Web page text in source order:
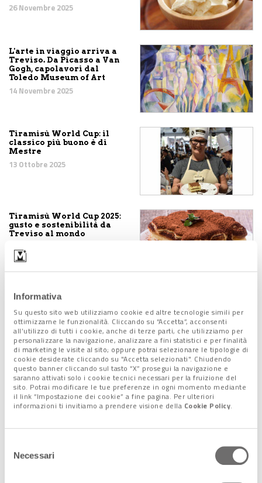
Informativa
Su questo sito web utilizziamo cookie ed altre tecnologie simili per
ottimizzarne le funzionalità. Cliccando su “Accetta”, acconsenti
all’utilizzo di tutti i cookie, anche di terze parti, che utilizziamo per
personalizzare la navigazione, analizzare a fini statistici e per finalità
di marketing le visite al sito; oppure potrai selezionare le tipologie di
cookie desiderate cliccando su "Accetta selezionati". Chiudendo
questo banner cliccando sul tasto “X” prosegui la navigazione e
saranno attivati solo i cookie tecnici necessari per la fruizione del
sito. Potrai modificare le tue preferenze in ogni momento mediante
il link “Impostazione dei cookie” a fine pagina. Per ulteriori
informazioni ti invitiamo a prendere visione della Cookie Policy.
delNecessari
26 Novembre 2025
L'arte in viaggio arriva a
Treviso. Da Picasso a Van
Gogh, capolavori dal
Toledo Museum of Art
14 Novembre 2025
Tiramisù World Cup: il
classico più buono è di
Mestre
13 Ottobre 2025
Tiramisù World Cup 2025:
gusto e sostenibilità da
Treviso al mondo
10 Ottobre 2025
storia e misteri della
27 Luglio 2023
Casa di Margherita: in
Veneto la prima casa
vacanze per piccoli
malati oncologici
9 Marzo 2021
A Treviso la cultura non
si ferma. Nasce un nuovo